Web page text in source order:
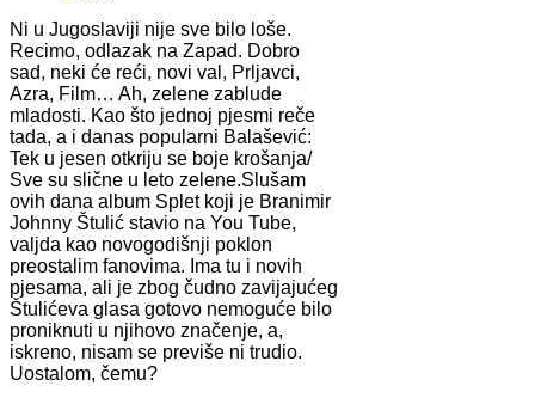
Ni u Jugoslaviji nije sve bilo loše.
Recimo, odlazak na Zapad. Dobro
sad, neki će reći, novi val, Prljavci,
Azra, Film… Ah, zelene zablude
mladosti. Kao što jednoj pjesmi reče
tada, a i danas popularni Balašević:
Tek u jesen otkriju se boje krošanja/
Sve su slične u leto zelene.Slušam
ovih dana album Splet koji je Branimir
Johnny Štulić stavio na You Tube,
valjda kao novogodišnji poklon
preostalim fanovima. Ima tu i novih
pjesama, ali je zbog čudno zavijajućeg
Štulićeva glasa gotovo nemoguće bilo
proniknuti u njihovo značenje, a,
iskreno, nisam se previše ni trudio.
Uostalom, čemu?